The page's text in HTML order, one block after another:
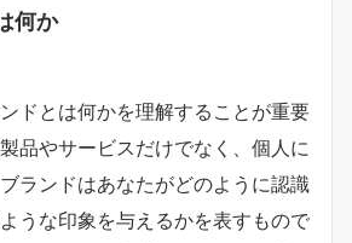
何か
ドとは何かを理解することが重要
品やサービスだけでなく、個人に
ランドはあなたがどのように認識
うな印象を与えるかを表すもので